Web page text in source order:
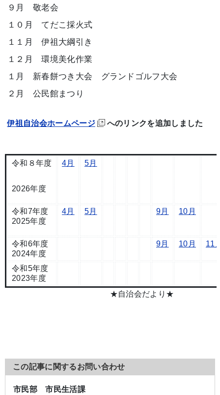
９月 敬老会
１０月 てだこ採火式
１１月 伊祖大綱引き
１２月 環境美化作業
１月 新春餅つき大会 グランドゴルフ大会
２月 公民館まつり
伊祖自治会ホームページ へのリンクを追加しました
★自治会だより★
令和８年度
2026年度
4月 5月
令和7年度
2025年度
4月 5月 9月 10月
令和6年度
2024年度
9月 10月 11
令和5年度
2023年度
この記事に関するお問い合わせ
市民部 市民生活課